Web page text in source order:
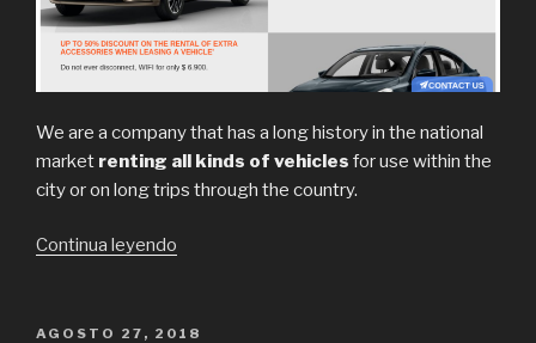
We are a company that has a long history in the national
market renting all kinds of vehicles for use within the
city or on long trips through the country.
Continua leyendo
Car:
POSTED
AGOSTO 27, 2018